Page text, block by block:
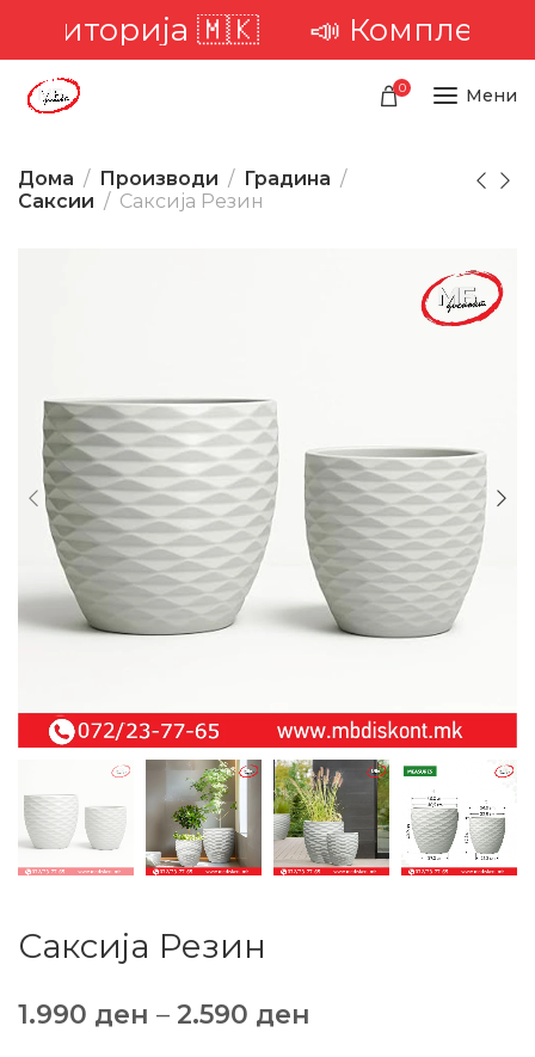
🇲🇰 📣 Комплетна
0 Мени
Дома Производи
Градина
Саксии
Саксиja Резин
Саксиja Резин
1.990 ден – 2.590 ден